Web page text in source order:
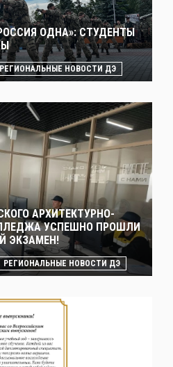
ОДНА»: СТУДЕНТЫ
РЕГИОНАЛЬНЫЕ НОВОСТИ ДЭ
АРХИТЕКТУРНО-
УСПЕШНО ПРОШЛИ
ЭКЗАМЕН!
РЕГИОНАЛЬНЫЕ НОВОСТИ ДЭ